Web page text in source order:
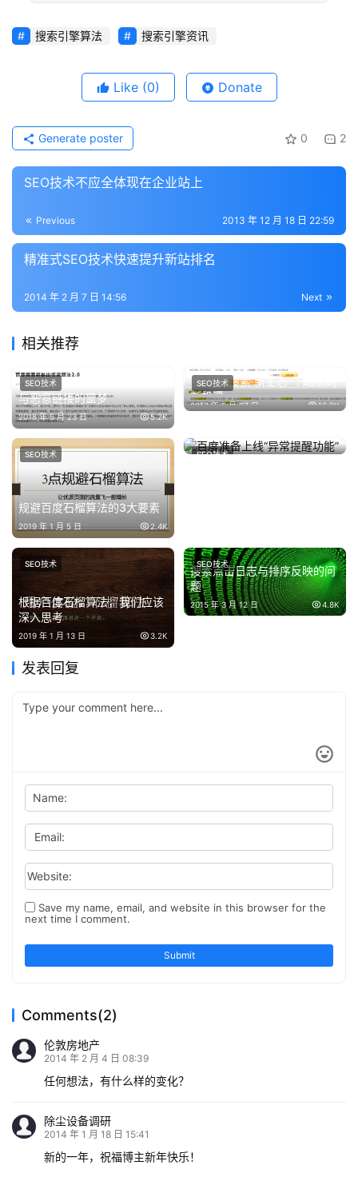
关 搜索引擎算法 搜索引擎资讯
Like (0) Donate
0 2
Generate poster
SEO技术不应全体现在企业站上
Previous 2013 年 12 月 18 日 22:59
精准式SEO技术快速提升新站排名
Next
2014 年 2 月 7 日 14:56
相关推荐
百度惊雷算法再升级，刷排名
与恶意链接的噩梦
2018 年 5 月 23 日 5.2K
SEO技术
百度“新搜索 新生态”下站长的
新机遇
2017 年 5 月 27 日 16.9K
SEO技术
规避百度石榴算法的3大要素
2019 年 1 月 5 日 2.4K
SEO技术 百度准备上线“异常提醒功能”
2013 年 5 月 6 日 4.1K
SEO技术
根据百度石榴算法，我们应该
深入思考
2019 年 1 月 13 日 3.2K
SEO技术
搜索点击日志与排序反映的问
题
2015 年 3 月 12 日 4.8K
SEO技术
发表回复
Name:
Email:
Website:
Save my name, email, and website in this browser for the
next time I comment.
Submit
Comments(2)
伦敦房地产
2014 年 2 月 4 日 08:39
任何想法，有什么样的变化？
除尘设备调研
2014 年 1 月 18 日 15:41
新的一年，祝福博主新年快乐！